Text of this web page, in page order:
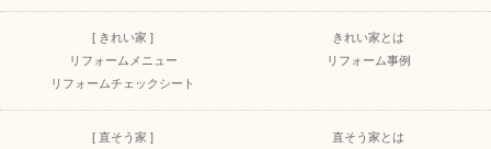
[ きれい家 ]
きれい家とは
リフォームメニュー
リフォーム事例
リフォームチェックシート
[ 直そう家 ]
直そう家とは